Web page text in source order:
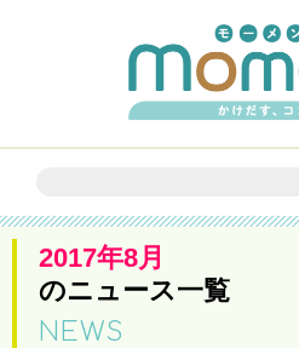
2017年8月
のニュース一覧
NEWS